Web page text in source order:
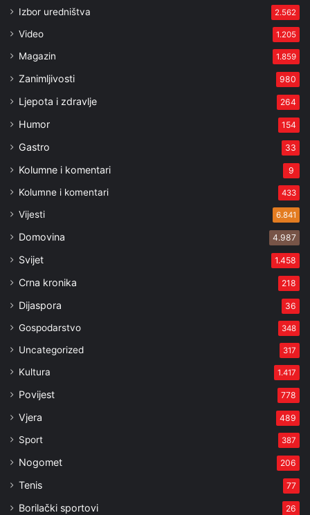
Izbor uredništva 2.562
Video 1.205
Magazin 1.859
Zanimljivosti 980
Ljepota i zdravlje 264
Humor 154
Gastro 33
Kolumne i komentari 9
Kolumne i komentari 433
Vijesti 6.841
Domovina 4.987
Svijet 1.458
Crna kronika 218
Dijaspora 36
Gospodarstvo 348
Uncategorized 317
Kultura 1.417
Povijest 778
Vjera 489
Sport 387
Nogomet 206
Tenis 77
Borilački sportovi 26